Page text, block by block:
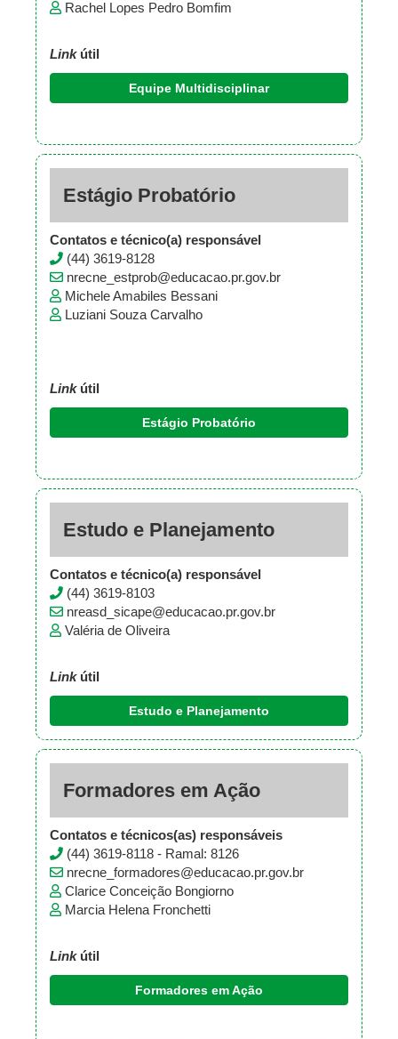
Rachel Lopes Pedro Bomfim
Linkútil
Equipe Multidisciplinar
Estágio Probatório
Contatos e técnico(a) responsável
(44) 3619-8128
nrecne_estprob@educacao.pr.gov.br
Michele Amabiles Bessani
Luziani Souza Carvalho
Linkútil
Estágio Probatório
Estudo e Planejamento
Contatos e técnico(a) responsável
(44) 3619-8103
nreasd_sicape@educacao.pr.gov.br
Valéria de Oliveira
Linkútil
Estudo e Planejamento
Formadores em Ação
Contatos e técnicos(as) responsáveis
(44) 3619-8118 - Ramal: 8126
nrecne_formadores@educacao.pr.gov.br
Clarice Conceição Bongiorno
Marcia Helena Fronchetti
Linkútil
Formadores em Ação